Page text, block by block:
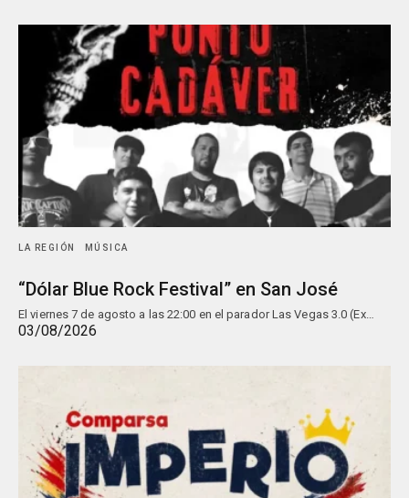
LA REGIÓN MÚSICA
“Dólar Blue Rock Festival” en San José
El viernes 7 de agosto a las 22:00 en el parador Las Vegas 3.0 (Ex…
03/08/2026